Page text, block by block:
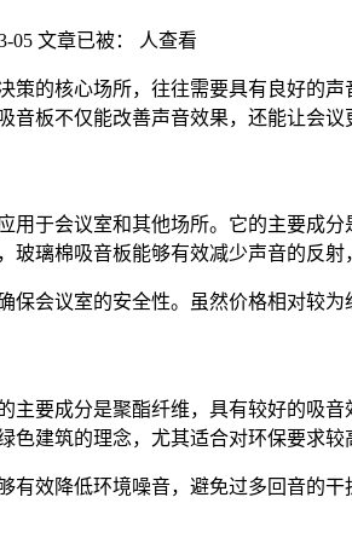
05 文章已被： 人查看
策的核心场所，往往需要具有良好的
音板不仅能改善声音效果，还能让会
用于会议室和其他场所。它的主要成
玻璃棉吸音板能够有效减少声音的反射
保会议室的安全性。虽然价格相对较
主要成分是聚酯纤维，具有较好的吸
建筑的理念，尤其适合对环保要求较
有效降低环境噪音，避免过多回音的